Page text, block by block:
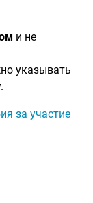
и не
указывать
за участие